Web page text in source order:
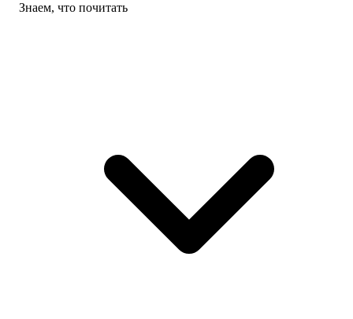
Знаем, что почитать